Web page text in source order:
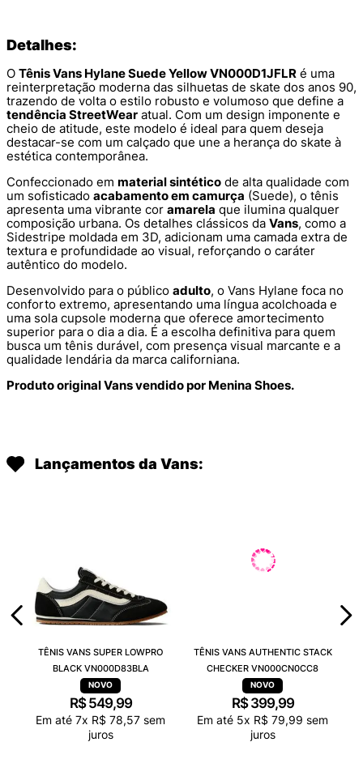
Detalhes:
O Tênis Vans Hylane Suede Yellow VN000D1JFLR é uma
reinterpretação moderna das silhuetas de skate dos anos 90,
trazendo de volta o estilo robusto e volumoso que define a
tendência StreetWear atual. Com um design imponente e
cheio de atitude, este modelo é ideal para quem deseja
destacar-se com um calçado que une a herança do skate à
estética contemporânea.
Confeccionado em material sintético de alta qualidade com
um sofisticado acabamento em camurça (Suede), o tênis
apresenta uma vibrante cor amarela que ilumina qualquer
composição urbana. Os detalhes clássicos da Vans, como a
Sidestripe moldada em 3D, adicionam uma camada extra de
textura e profundidade ao visual, reforçando o caráter
autêntico do modelo.
Desenvolvido para o público adulto, o Vans Hylane foca no
conforto extremo, apresentando uma língua acolchoada e
uma sola cupsole moderna que oferece amortecimento
superior para o dia a dia. É a escolha definitiva para quem
busca um tênis durável, com presença visual marcante e a
qualidade lendária da marca californiana.
Produto original Vans vendido por Menina Shoes.
Lançamentos da Vans:
TÊNIS VANS SUPER LOWPRO
BLACK VN000D83BLA
R$ 549,99
Em até 7x R$ 78,57 sem
juros
TÊNIS VANS AUTHENTIC STACK
CHECKER VN000CN0CC8
R$ 399,99
Em até 5x R$ 79,99 sem
juros